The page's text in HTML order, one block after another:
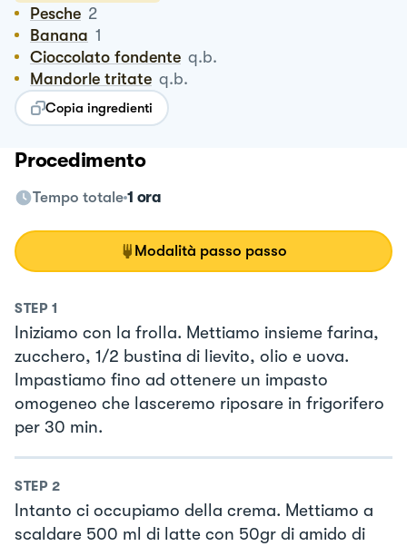
Pesche 2
Banana 1
Cioccolato fondente q.b.
Mandorle tritate q.b.
Copia ingredienti
Procedimento
Tempo totale 1 ora
Modalità passo passo
STEP 1
Iniziamo con la frolla. Mettiamo insieme farina,
zucchero, 1/2 bustina di lievito, olio e uova.
Impastiamo fino ad ottenere un impasto
omogeneo che lasceremo riposare in frigorifero
per 30 min.
STEP 2
Intanto ci occupiamo della crema. Mettiamo a
scaldare 500 ml di latte con 50gr di amido di